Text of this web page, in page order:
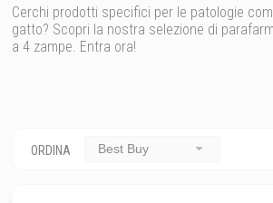
Cerchi prodotti specifici per le patologie
gatto? Scopri la nostra selezione di
a 4 zampe. Entra ora!
ORDINA Best Buy